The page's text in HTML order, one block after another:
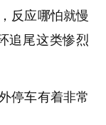
反应哪怕就慢
追尾这类惨烈
停车有着非常